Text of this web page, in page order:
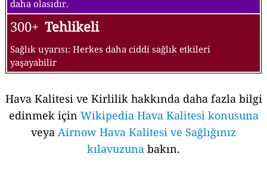
daha olasıdır.
300+ Tehlikeli
Sağlık uyarısı: Herkes daha ciddi sağlık etkileri
yaşayabilir
Hava Kalitesi ve Kirlilik hakkında daha fazla bilgi
edinmek için Wikipedia Hava Kalitesi konusuna
veya Airnow Hava Kalitesi ve Sağlığınız
kılavuzuna bakın.